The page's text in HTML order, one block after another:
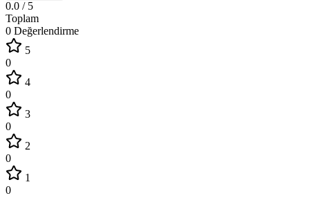
0.0 / 5
Toplam
0 Değerlendirme
5
0
4
0
3
0
2
0
1
0